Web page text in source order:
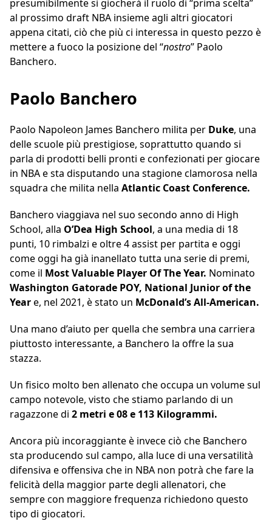
presumibilmente si giocherà il ruolo di “prima scelta”
al prossimo draft NBA insieme agli altri giocatori
appena citati, ciò che più ci interessa in questo pezzo è
mettere a fuoco la posizione del “nostro” Paolo
Banchero.
Paolo Banchero
Paolo Napoleon James Banchero milita per Duke, una
delle scuole più prestigiose, soprattutto quando si
parla di prodotti belli pronti e confezionati per giocare
in NBA e sta disputando una stagione clamorosa nella
squadra che milita nella Atlantic Coast Conference.
Banchero viaggiava nel suo secondo anno di High
School, alla O’Dea High School, a una media di 18
punti, 10 rimbalzi e oltre 4 assist per partita e oggi
come oggi ha già inanellato tutta una serie di premi,
come il Most Valuable Player Of The Year. Nominato
Washington Gatorade POY, National Junior of the
Yeare, nel 2021, è stato un McDonald’s All-American.
Una mano d’aiuto per quella che sembra una carriera
piuttosto interessante, a Banchero la offre la sua
stazza.
Un fisico molto ben allenato che occupa un volume sul
campo notevole, visto che stiamo parlando di un
ragazzone di 2 metri e 08 e 113 Kilogrammi.
Ancora più incoraggiante è invece ciò che Banchero
sta producendo sul campo, alla luce di una versatilità
difensiva e offensiva che in NBA non potrà che fare la
felicità della maggior parte degli allenatori, che
sempre con maggiore frequenza richiedono questo
tipo di giocatori.